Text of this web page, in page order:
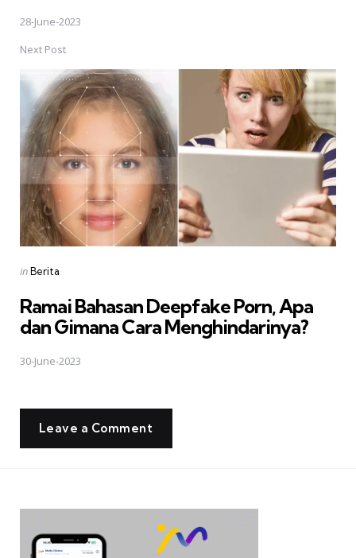
28-June-2023
Next Post
Posted
inBerita
Ramai Bahasan Deepfake Porn, Apa
dan Gimana Cara Menghindarinya?
30-June-2023
Leave a Comment